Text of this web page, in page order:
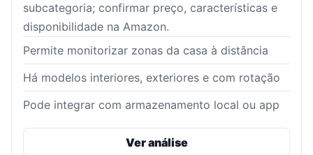
subcategoria; confirmar preço, características e
disponibilidade na Amazon.
Permite monitorizar zonas da casa à distância
Há modelos interiores, exteriores e com rotação
Pode integrar com armazenamento local ou app
Ver análise